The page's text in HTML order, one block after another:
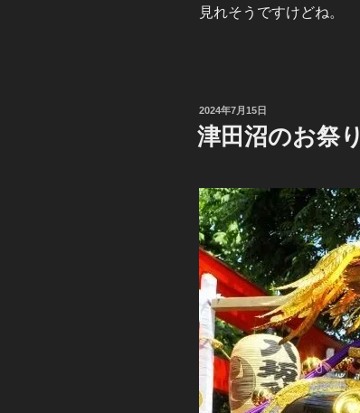
見れそうですけどね。
投
稿
日:
2024年7月15日
津田沼のお祭り